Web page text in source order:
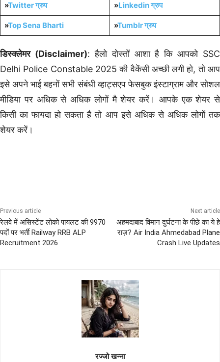
»Twitter ग्रुप »Linkedin ग्रुप
»Top Sena Bharti »Tumblrग्रुप
डिस्क्लेमर (Disclaimer): हैलो दोस्तों आशा है कि आपको SSC
Delhi Police Constable 2025 की वैकेंसी अच्छी लगी हो, तो आप
इसे अपने भाई बहनों सभी संबंधी व्हाट्सएप फेसबुक इंस्टाग्राम और सोशल
मीडिया पर अधिक से अधिक लोगों मै शेयर करें। आपके एक शेयर से
किसी का फायदा हो सकता है तो आप इसे अधिक से अधिक लोगों तक
शेयर करें।
Previous article
रेलवे में असिस्टेंट लोको पायलट की 9970
पदों पर भर्ती Railway RRB ALP
Recruitment 2026
Next article
अहमदाबाद विमान दुर्घटना के पीछे का ये हे
राज़? Air India Ahmedabad Plane
Crash Live Updates
रज्जो खन्ना